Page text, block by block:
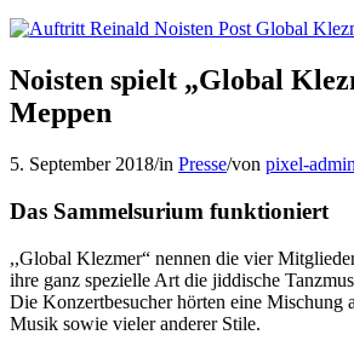
Noisten spielt „Global
Meppen
5. September 2018/in Presse/von pixel-admin
Das Sammelsurium funktioniert
,,Global Klezmer“ nennen die vier
ihre ganz spezielle Art die jiddische
Die Konzertbesucher hörten eine Mischung
Musik sowie vieler anderer Stile.